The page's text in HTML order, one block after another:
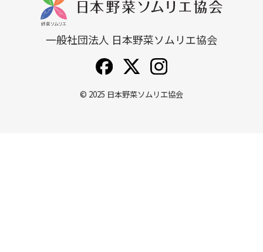
一般社団法人 日本野菜ソムリエ協会
© 2025 日本野菜ソムリエ協会